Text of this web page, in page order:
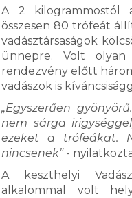
A 2 kilogrammostól
összesen 80 trófeát
vadásztársaságok
ünnepre. Volt
rendezvény előtt
vadászok is
„Egyszerűen
nem sárga
ezeket a trófeákat.
nincsenek”-
A keszthelyi
alkalommal volt